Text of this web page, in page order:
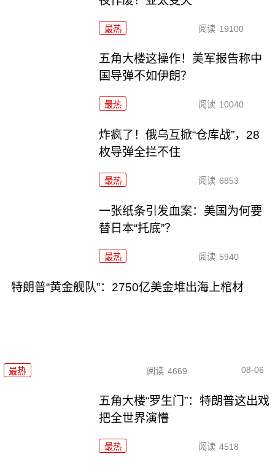
最热 阅读 19100
五角大楼这操作！美军报告称中
国导弹不如伊朗？
最热 阅读 10040
炸疯了！俄乌互掀“仓库战”，28
枚导弹全拦不住
最热 阅读 6853
一张纸条引发血案：美国为何要
替日本“托底”？
最热 阅读 5940
特朗普“黄金舰队”：2750亿美金堆出海上棺材
最热 阅读 4669 08-06
五角大楼“罗生门”：特朗普这出戏
把全世界演懵
最热 阅读 4518